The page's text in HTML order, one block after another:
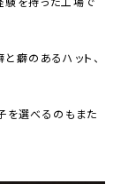
癖のあるハット、
を選べるのもまた